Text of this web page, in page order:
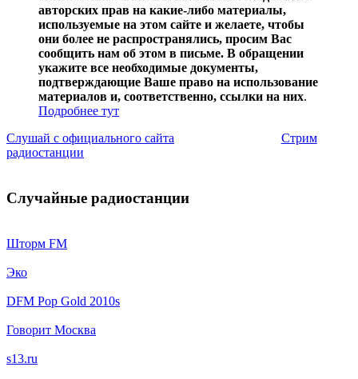
авторских прав на какие-либо материалы,
используемые на этом сайте и желаете, чтобы
они более не распространялись, просим Вас
сообщить нам об этом в письме. В обращении
укажите все необходимые документы,
подтверждающие Ваше право на использование
материалов и, соответственно, ссылки на них.
Подробнее тут
Слушай с официального сайта
Стрим
радиостанции
Случайные радиостанции
Шторм FM
Эко
DFM Pop Gold 2010s
Говорит Москва
s13.ru